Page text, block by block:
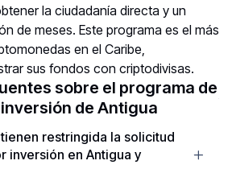
la ciudadanía directa y un
de meses. Este programa es el más
en el Caribe,
sus fondos con criptodivisas.
sobre el programa de
de Antigua
restringida la solicitud
inversión en Antigua y